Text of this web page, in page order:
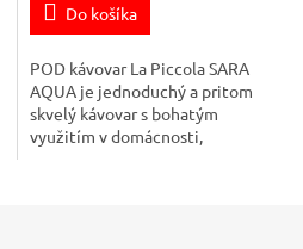
Do košíka
POD kávovar La Piccola SARA
AQUA je jednoduchý a pritom
skvelý kávovar s bohatým
využitím v domácnosti,